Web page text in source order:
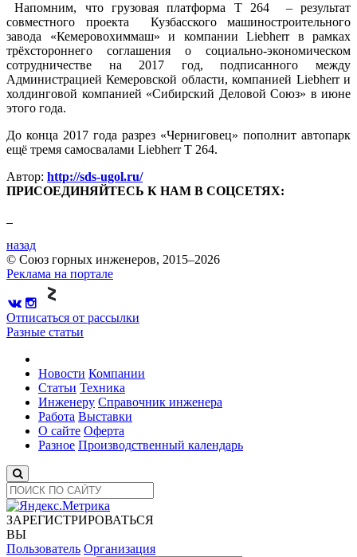
Напомним, что грузовая платформа Т 264 – результат
совместного проекта Кузбасского машиностроительного
завода «Кемеровохиммаш» и компании Liebherr в рамках
трёхстороннего соглашения о социально-экономическом
сотрудничестве на 2017 год, подписанного между
Администрацией Кемеровской области, компанией Liebherr и
холдинговой компанией «Сибирский Деловой Союз» в июне
этого года.
До конца 2017 года разрез «Черниговец» пополнит автопарк
ещё тремя самосвалами Liebherr T 264.
Автор: http://sds-ugol.ru/
ПРИСОЕДИНЯЙТЕСЬ К НАМ В СОЦСЕТЯХ:
назад
© Союз горных инженеров, 2015–2026
Реклама на портале
Отписаться от рассылки
Разные статьи
Новости Компании
Статьи Техника
Инженеру Справочник инженера
Работа Выставки
О сайте Оферта
Разное Производственный календарь
ЗАРЕГИСТРИРОВАТЬСЯ
ВЫ
Пользователь Организация